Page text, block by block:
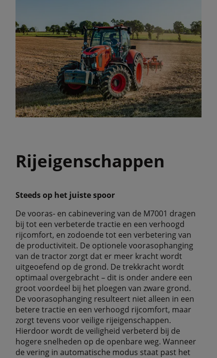
Rijeigenschappen
Steeds op het juiste spoor
De vooras- en cabinevering van de M7001 dragen
bij tot een verbeterde tractie en een verhoogd
rijcomfort, en zodoende tot een verbetering van
de productiviteit. De optionele voorasophanging
van de tractor zorgt dat er meer kracht wordt
uitgeoefend op de grond. De trekkracht wordt
optimaal overgebracht – dit is onder andere een
groot voordeel bij het ploegen van zware grond.
De voorasophanging resulteert niet alleen in een
betere tractie en een verhoogd rijcomfort, maar
zorgt tevens voor veilige rijeigenschappen.
Hierdoor wordt de veiligheid verbeterd bij de
hogere snelheden op de openbare weg. Wanneer
de vering in automatische modus staat past het